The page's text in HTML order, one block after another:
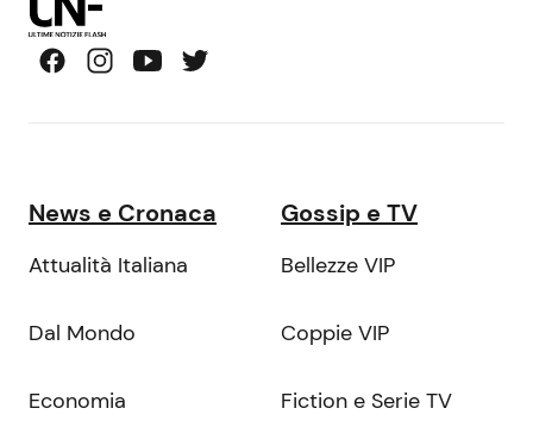
News e Cronaca
Attualità Italiana
Dal Mondo
Economia
Gossip e TV
Bellezze VIP
Coppie VIP
Fiction e Serie TV